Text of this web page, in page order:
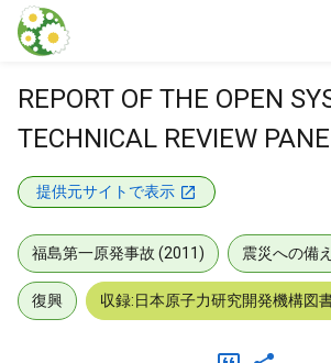
本文に飛ぶ
REPORT OF THE OPEN
TECHNICAL REVIEW
提供元サイトで表示
福島第一原発事故 (2011) 震災への備え
復興 収録:日本原子力研究開発機構図